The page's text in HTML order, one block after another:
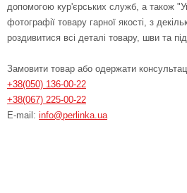
допомогою кур'єрських служб, а також
фотографії товару гарної якості, з
роздивитися всі деталі товару, шви та
Замовити товар або одержати
+38(050) 136-00-22
+38(067) 225-00-22
E-mail: info@perlinka.ua